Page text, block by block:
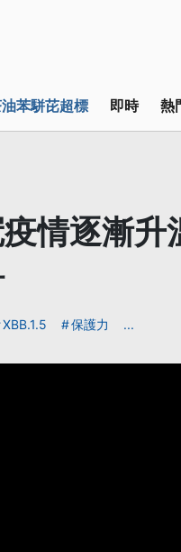
苯駢芘超標 即時 熱
情逐漸
XBB.1.5 保護力 ...